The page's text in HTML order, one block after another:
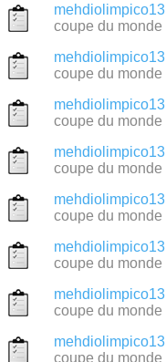
mehdiolimpico13
coupe du monde
mehdiolimpico13
coupe du monde
mehdiolimpico13
coupe du monde
mehdiolimpico13
coupe du monde
mehdiolimpico13
coupe du monde
mehdiolimpico13
coupe du monde
mehdiolimpico13
coupe du monde
mehdiolimpico13
coupe du monde